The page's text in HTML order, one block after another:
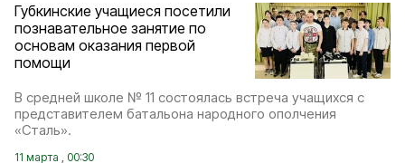
Губкинские учащиеся посетили
познавательное занятие по
основам оказания первой
помощи
В средней школе № 11 состоялась встреча учащихся с
представителем батальона народного ополчения
«Сталь».
11 марта , 00:30